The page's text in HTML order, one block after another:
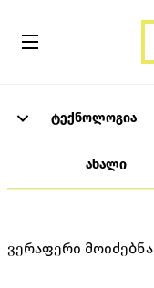
ტექნოლოგია
ახალი
ვერაფერი მოიძებნა